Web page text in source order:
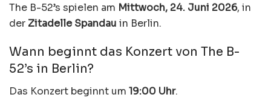
The B-52’s spielen am Mittwoch, 24. Juni 2026, in
der Zitadelle Spandau in Berlin.
Wann beginnt das Konzert von The B-
52’s in Berlin?
Das Konzert beginnt um 19:00 Uhr.